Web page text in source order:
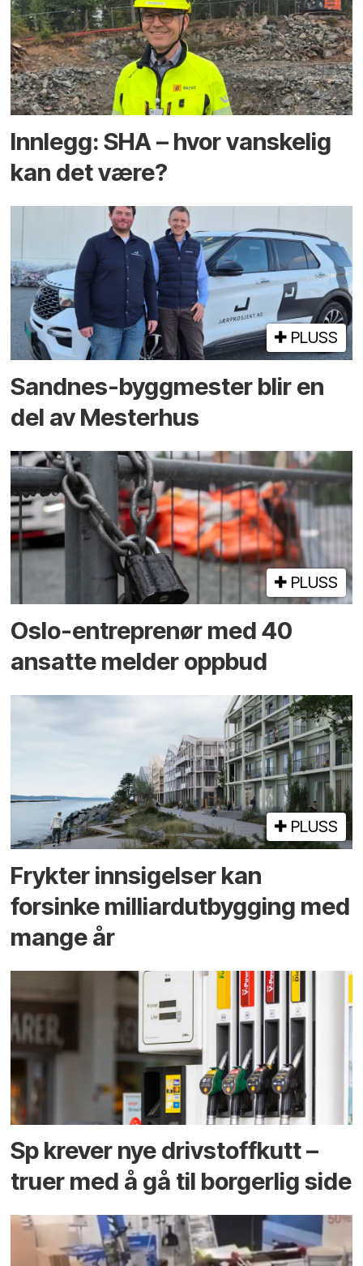
Innlegg: SHA – hvor vanskelig
kan det være?
PLUSS
Sandnes-byggmester blir en
del av Mesterhus
PLUSS
Oslo-entreprenør med 40
ansatte melder oppbud
PLUSS
Frykter innsigelser kan
forsinke milliard­utbygging med
mange år
Sp krever nye drivstoffkutt –
truer med å gå til borgerlig side